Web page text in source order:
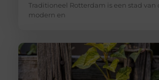
Traditioneel Rotterdam is een stad van
modern en